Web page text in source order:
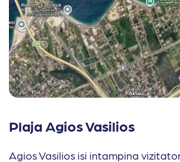
Plaja Agios Vasilios
Agios Vasilios isi intampina